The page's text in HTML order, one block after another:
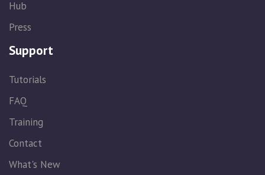
Hub
Press
Support
Tutorials
FAQ
Training
Contact
What's New